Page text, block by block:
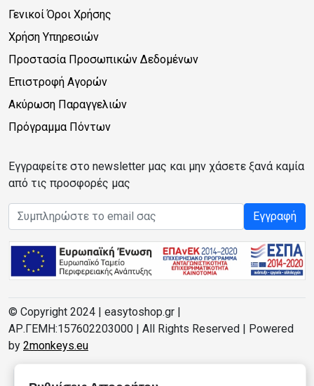
Γενικοί Όροι Χρήσης
Χρήση Υπηρεσιών
Προστασία Προσωπικών Δεδομένων
Επιστροφή Αγορών
Ακύρωση Παραγγελιών
Πρόγραμμα Πόντων
Εγγραφείτε στο newsletter μας και μην χάσετε ξανά καμία
από τις προσφορές μας
Email address Εγγραφή
© Copyright 2024 | easytoshop.gr |
ΑΡ.ΓΕΜΗ:157602203000 | All Rights Reserved | Powered
by 2monkeys.eu